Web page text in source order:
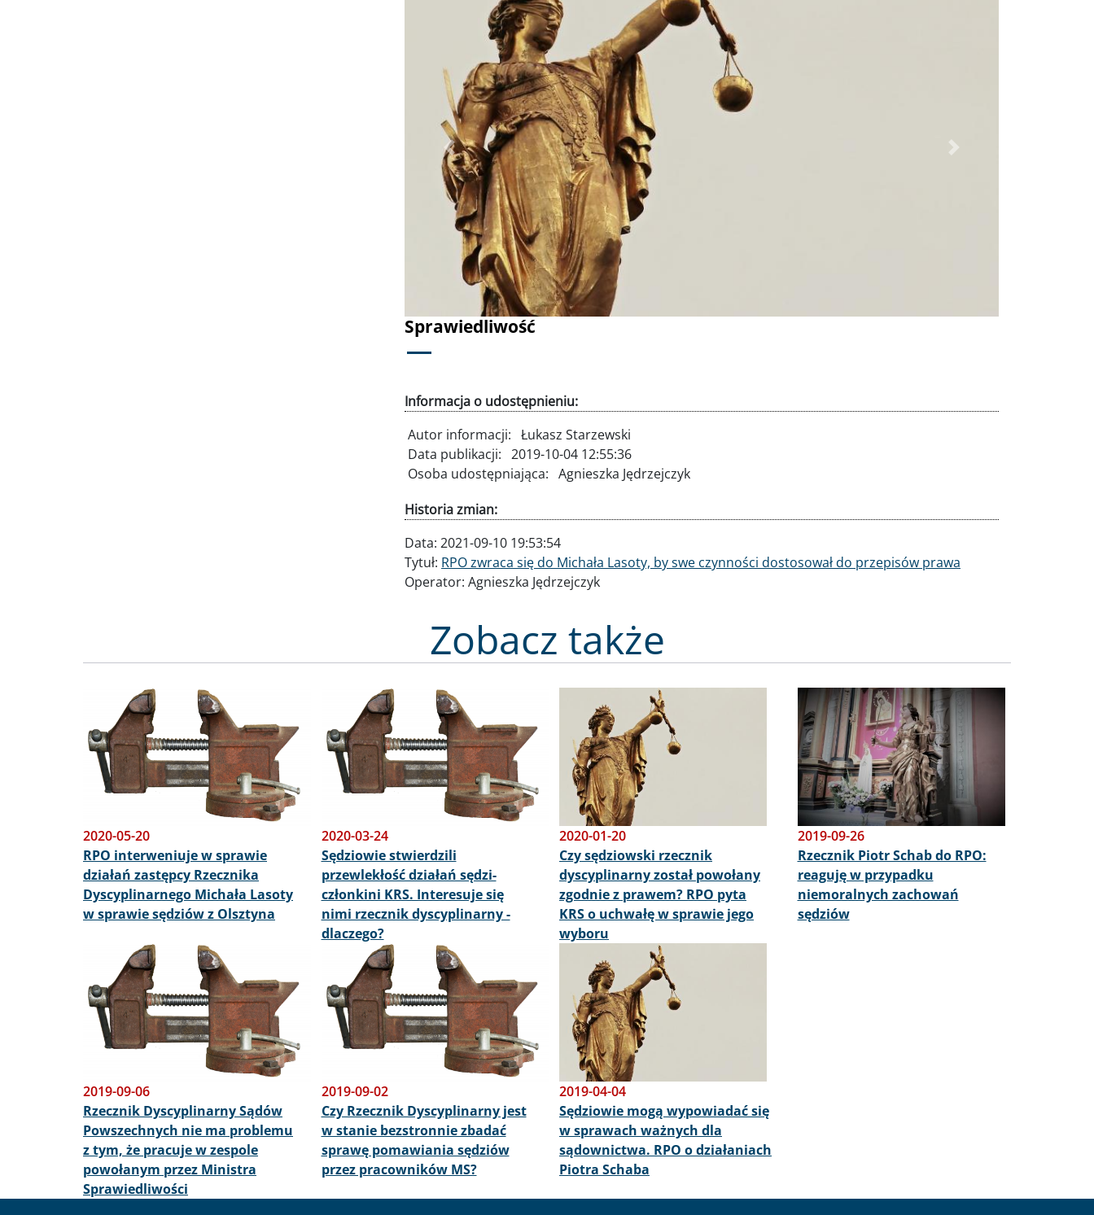
Sprawiedliwość
Poprzednie Dalej
Informacja o udostępnieniu:
Autor informacji: Łukasz Starzewski
Data publikacji: 2019-10-04 12:55:36
Osoba udostępniająca: Agnieszka Jędrzejczyk
Historia zmian:
Data: 2021-09-10 19:53:54
Tytuł: RPO zwraca się do Michała Lasoty, by swe czynności dostosował do przepisów prawa
Operator: Agnieszka Jędrzejczyk
Zobacz także
2020-05-20
RPO interweniuje w sprawie
działań zastępcy Rzecznika
Dyscyplinarnego Michała Lasoty
w sprawie sędziów z Olsztyna
2020-03-24
Sędziowie stwierdzili
przewlekłość działań sędzi-
członkini KRS. Interesuje się
nimi rzecznik dyscyplinarny -
dlaczego?
2020-01-20
Czy sędziowski rzecznik
dyscyplinarny został powołany
zgodnie z prawem? RPO pyta
KRS o uchwałę w sprawie jego
wyboru
Obraz
2019-09-26
Rzecznik Piotr Schab do RPO:
reaguję w przypadku
niemoralnych zachowań
sędziów
2019-09-06
Rzecznik Dyscyplinarny Sądów
Powszechnych nie ma problemu
z tym, że pracuje w zespole
powołanym przez Ministra
Sprawiedliwości
2019-09-02
Czy Rzecznik Dyscyplinarny jest
w stanie bezstronnie zbadać
sprawę pomawiania sędziów
przez pracowników MS?
2019-04-04
Sędziowie mogą wypowiadać się
w sprawach ważnych dla
sądownictwa. RPO o działaniach
Piotra Schaba